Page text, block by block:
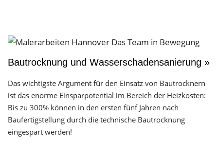
Bautrocknung und Wasserschadensanierung »
Das wichtigste Argument für den Einsatz von Bautrocknern
ist das enorme Einsparpotential im Bereich der Heizkosten:
Bis zu 300% können in den ersten fünf Jahren nach
Baufertigstellung durch die technische Bautrocknung
eingespart werden!